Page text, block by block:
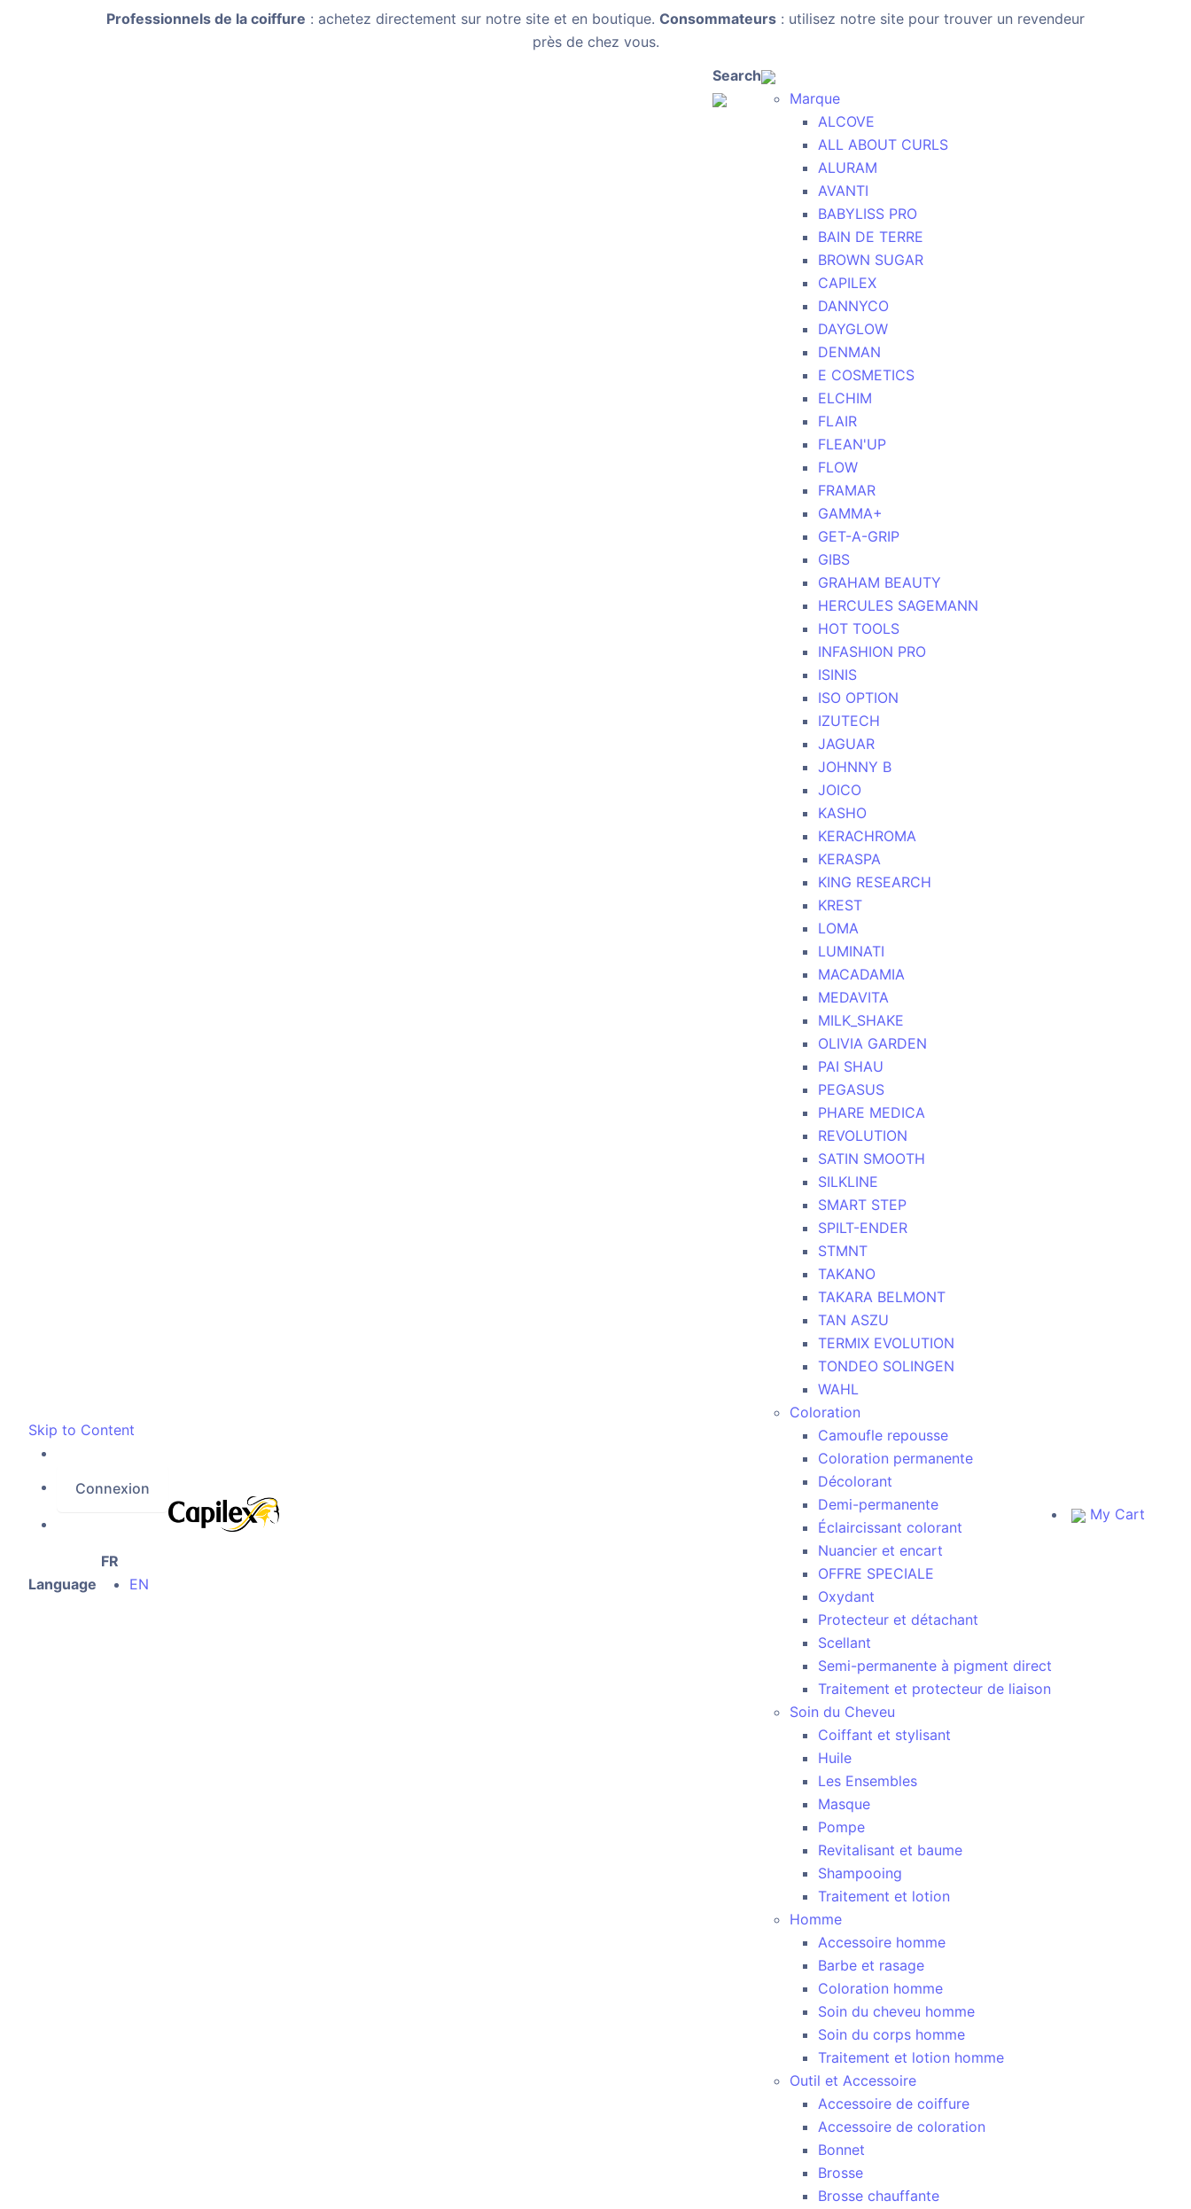
Professionnels de la coiffure : achetez directement sur notre site et en boutique. Consommateurs : utilisez notre site pour trouver un revendeur
près de chez vous.
Skip to Content
Connexion
Language
FR
EN
My Cart
Search
Marque
ALCOVE
ALL ABOUT CURLS
ALURAM
AVANTI
BABYLISS PRO
BAIN DE TERRE
BROWN SUGAR
CAPILEX
DANNYCO
DAYGLOW
DENMAN
E COSMETICS
ELCHIM
FLAIR
FLEAN'UP
FLOW
FRAMAR
GAMMA+
GET-A-GRIP
GIBS
GRAHAM BEAUTY
HERCULES SAGEMANN
HOT TOOLS
INFASHION PRO
ISINIS
ISO OPTION
IZUTECH
JAGUAR
JOHNNY B
JOICO
KASHO
KERACHROMA
KERASPA
KING RESEARCH
KREST
LOMA
LUMINATI
MACADAMIA
MEDAVITA
MILK_SHAKE
OLIVIA GARDEN
PAI SHAU
PEGASUS
PHARE MEDICA
REVOLUTION
SATIN SMOOTH
SILKLINE
SMART STEP
SPILT-ENDER
STMNT
TAKANO
TAKARA BELMONT
TAN ASZU
TERMIX EVOLUTION
TONDEO SOLINGEN
WAHL
Coloration
Camoufle repousse
Coloration permanente
Décolorant
Demi-permanente
Éclaircissant colorant
Nuancier et encart
OFFRE SPECIALE
Oxydant
Protecteur et détachant
Scellant
Semi-permanente à pigment direct
Traitement et protecteur de liaison
Soin du Cheveu
Coiffant et stylisant
Huile
Les Ensembles
Masque
Pompe
Revitalisant et baume
Shampooing
Traitement et lotion
Homme
Accessoire homme
Barbe et rasage
Coloration homme
Soin du cheveu homme
Soin du corps homme
Traitement et lotion homme
Outil et Accessoire
Accessoire de coiffure
Accessoire de coloration
Bonnet
Brosse
Brosse chauffante